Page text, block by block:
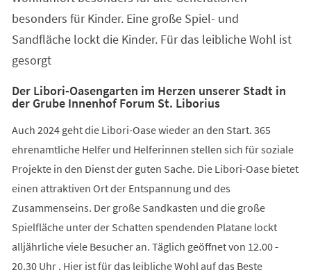
besonders für Kinder. Eine große Spiel- und
Sandfläche lockt die Kinder. Für das leibliche Wohl ist
gesorgt
Der Libori-Oasengarten im Herzen unserer Stadt in
der Grube Innenhof Forum St. Liborius
Auch 2024 geht die Libori-Oase wieder an den Start. 365
ehrenamtliche Helfer und Helferinnen stellen sich für soziale
Projekte in den Dienst der guten Sache. Die Libori-Oase bietet
einen attraktiven Ort der Entspannung und des
Zusammenseins. Der große Sandkasten und die große
Spielfläche unter der Schatten spendenden Platane lockt
alljährliche viele Besucher an. Täglich geöffnet von 12.00 -
20.30 Uhr . Hier ist für das leibliche Wohl auf das Beste